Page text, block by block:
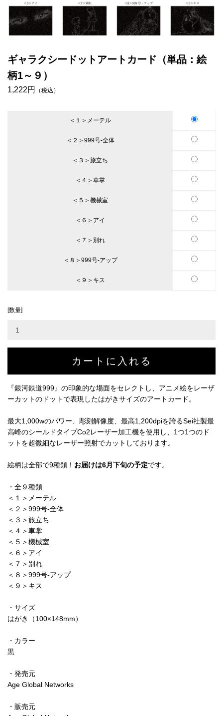
ギャラクシードットアートカード（単品：絵
柄1～９）
1,222円 （税込）
＜１＞メーテル
＜２＞999号-全体
＜３＞旅立ち
＜４＞車掌
＜５＞機械室
＜６＞アイ
＜７＞別れ
＜８＞999号-アップ
＜９＞キス
[数量]
『銀河鉄道999』の印象的な場面をセレクトし、アニメ絵をレーザ
ーカットのドットで表現したはがきサイズのアートカード。
最大1,000wのパワー、彫刻解像度、最高1,200dpiを誇るSei社製最
高峰のシールドタイプCo2レーザー加工機を使用し、1つ1つのド
ットを超微細なレーザー照射でカットしております。
絵柄は全部で9種類！ お届けは6月下旬の予定です。
・全９種類
＜１＞メーテル
＜２＞999号-全体
＜３＞旅立ち
＜４＞車掌
＜５＞機械室
＜６＞アイ
＜７＞別れ
＜８＞999号-アップ
＜９＞キス
・サイズ
はがき（100×148mm）
・カラー
黒
・発売元
Age Global Networks
・販売元